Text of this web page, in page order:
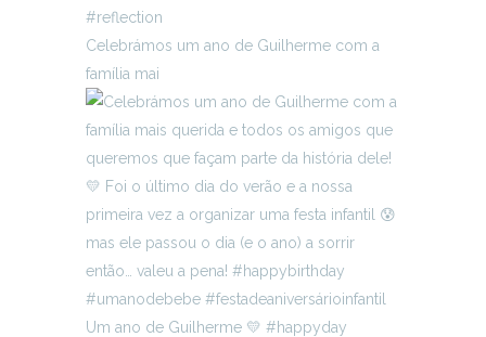
Celebrámos um ano de Guilherme com a
família mai
Um ano de Guilherme 💛 #happyday